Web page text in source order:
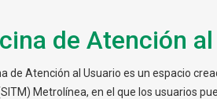
de Atención
de Atención al Usuario es un espacio
Metrolínea, en el que los usuarios